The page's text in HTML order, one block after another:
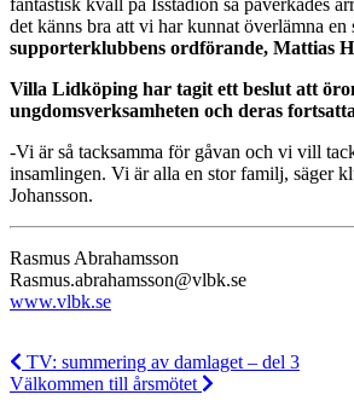
fantastisk kväll på Isstadion så påverkades
det känns bra att vi har kunnat överlämna en
supporterklubbens ordförande, Mattias
Villa Lidköping har tagit ett beslut att
ungdomsverksamheten och deras
-Vi är så tacksamma för gåvan och vi vill
insamlingen. Vi är alla en stor familj, säger
Johansson.
Rasmus Abrahamsson
Rasmus.abrahamsson@vlbk.se
www.vlbk.se
TV: summering av damlaget – del 3
Välkommen till årsmötet